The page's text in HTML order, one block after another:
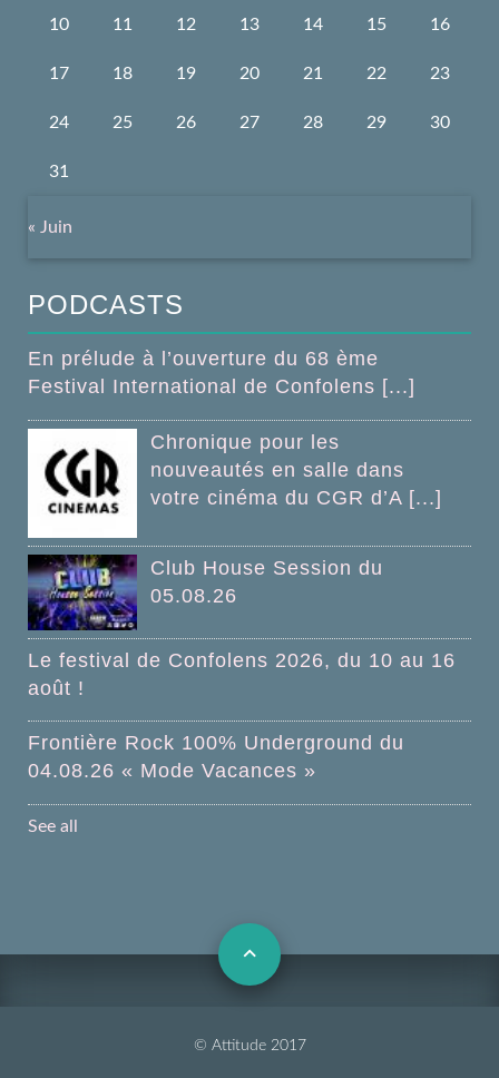
10 11 12 13 14 15 16
17 18 19 20 21 22 23
24 25 26 27 28 29 30
31
« Juin
PODCASTS
En prélude à l’ouverture du 68 ème
Festival International de Confolens [...]
Chronique pour les
nouveautés en salle dans
votre cinéma du CGR d’A [...]
Club House Session du
05.08.26
Le festival de Confolens 2026, du 10 au 16
août !
Frontière Rock 100% Underground du
04.08.26 « Mode Vacances »
See all
© Attitude 2017